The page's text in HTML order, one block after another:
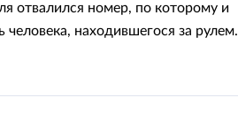
отвалился номер, по которому и
человека, находившегося за рулем.